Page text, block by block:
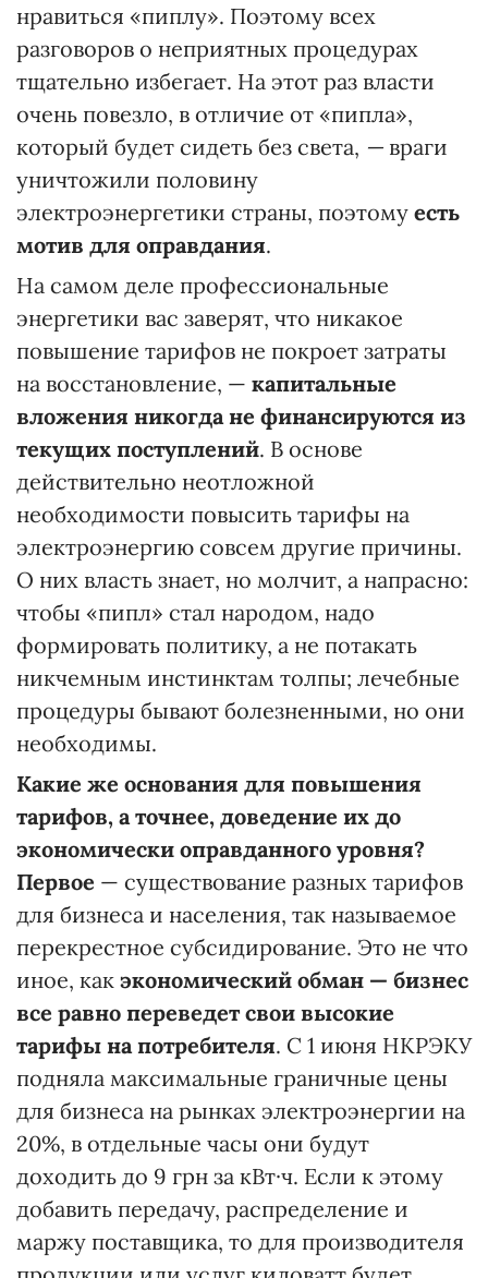
нравиться «пиплу». Поэтому всех
разговоров о неприятных процедурах
тщательно избегает. На этот раз власти
очень повезло, в отличие от «пипла»,
который будет сидеть без света, — враги
уничтожили половину
электроэнергетики страны, поэтому есть
мотив для оправдания.
На самом деле профессиональные
энергетики вас заверят, что никакое
повышение тарифов не покроет затраты
на восстановление, — капитальные
вложения никогда не финансируются из
текущих поступлений. В основе
действительно неотложной
необходимости повысить тарифы на
электроэнергию совсем другие причины.
О них власть знает, но молчит, а напрасно:
чтобы «пипл» стал народом, надо
формировать политику, а не потакать
никчемным инстинктам толпы; лечебные
процедуры бывают болезненными, но они
необходимы.
Какие же основания для повышения
тарифов, а точнее, доведение их до
экономически оправданного уровня?
Первое — существование разных тарифов
для бизнеса и населения, так называемое
перекрестное субсидирование. Это не что
иное, как экономический обман — бизнес
все равно переведет свои высокие
тарифы на потребителя. С 1 июня НКРЭКУ
подняла максимальные граничные цены
для бизнеса на рынках электроэнергии на
20%, в отдельные часы они будут
доходить до 9 грн за кВт·ч. Если к этому
добавить передачу, распределение и
маржу поставщика, то для производителя